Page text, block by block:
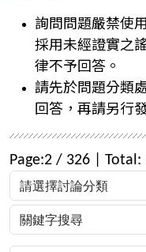
詢問問題嚴禁使
採用未經證實之
律不予回答。
請先於問題分類
回答，再請另行
Page:2 / 326 | Total: